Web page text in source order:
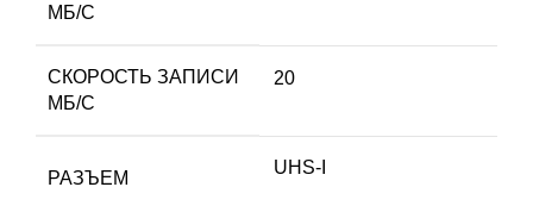
МБ/С
СКОРОСТЬ ЗАПИСИ
МБ/С
20
РАЗЪЕМ
UHS-I